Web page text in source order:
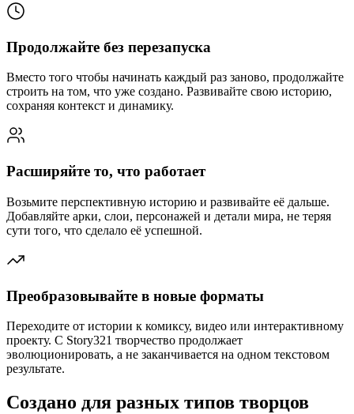
Продолжайте без перезапуска
Вместо того чтобы начинать каждый раз заново, продолжайте
строить на том, что уже создано. Развивайте свою историю,
сохраняя контекст и динамику.
Расширяйте то, что работает
Возьмите перспективную историю и развивайте её дальше.
Добавляйте арки, слои, персонажей и детали мира, не теряя
сути того, что сделало её успешной.
Преобразовывайте в новые форматы
Переходите от истории к комиксу, видео или интерактивному
проекту. С Story321 творчество продолжает
эволюционировать, а не заканчивается на одном текстовом
результате.
Создано для разных типов творцов